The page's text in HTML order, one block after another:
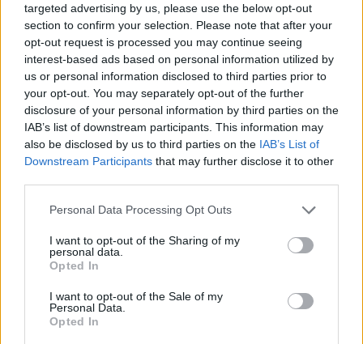
targeted advertising by us, please use the below opt-out
section to confirm your selection. Please note that after your
opt-out request is processed you may continue seeing
interest-based ads based on personal information utilized by
us or personal information disclosed to third parties prior to
your opt-out. You may separately opt-out of the further
disclosure of your personal information by third parties on the
IAB’s list of downstream participants. This information may
also be disclosed by us to third parties on the IAB’s List of
Downstream Participants that may further disclose it to other
Personal Data Processing Opt Outs
I want to opt-out of the Sharing of my
personal data.
Opted In
I want to opt-out of the Sale of my
Personal Data.
Opted In
Zitat von mcdoc:
Geld für das Spiel zuzahlen bin ich erst wieder bereit, wenn sich
hier wirklich mal was zum guten verändert. Leider habe ich zur Zeit
das Gefühl, das die Kuh nur noch auf Teufel komm raus gemolken
wird. Ob das noch länger gut geht wage ich zu bezweifeln.
Zitat von Heeeyyy666:↑
...hab mir vor lauter frust das 2te mal den mantel geholt wegen dem
Das Geschäftsmodell des Betreibers geht noch gut.
Offensichtlich kann man Zocker durch Frustrieren zum
1 Juli 2023
Bulettenwerfer gefällt dies.
Susi58